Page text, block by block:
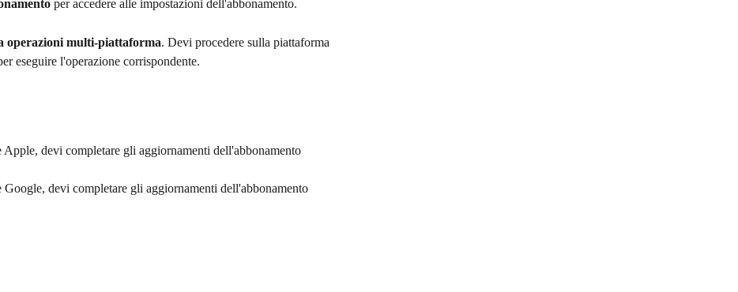
per accedere alle impostazioni dell'abbonamento.
operazioni multi-piattaforma. Devi procedere sulla piattaforma
eseguire l'operazione corrispondente.
Apple, devi completare gli aggiornamenti dell'abbonamento
Google, devi completare gli aggiornamenti dell'abbonamento